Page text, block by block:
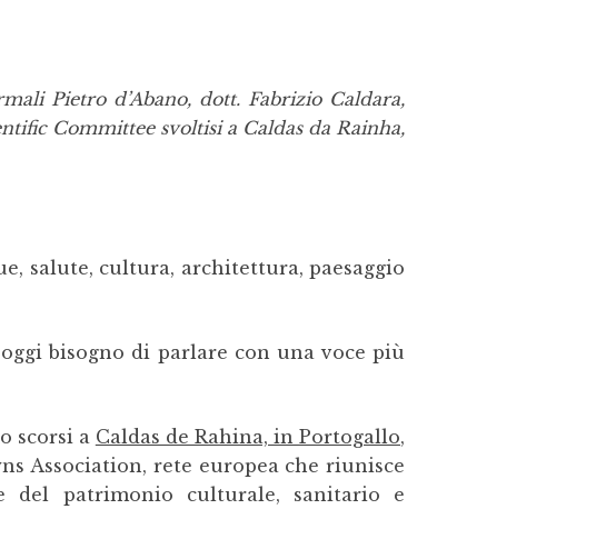
Pietro d’Abano, dott. Fabrizio Caldara,
Committee svoltisi a Caldas da Rainha,
salute, cultura, architettura, paesaggio
bisogno di parlare con una voce più
scorsi a Caldas de Rahina, in Portogallo,
Association, rete europea che riunisce
del patrimonio culturale, sanitario e